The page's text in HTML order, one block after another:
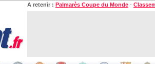
A retenir : Palmarès Coupe du Monde -